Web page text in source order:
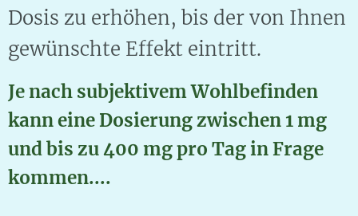
Dosis zu erhöhen, bis der von Ihnen
gewünschte Effekt eintritt.
Je nach subjektivem Wohlbefinden
kann eine Dosierung zwischen 1 mg
und bis zu 400 mg pro Tag in Frage
kommen....